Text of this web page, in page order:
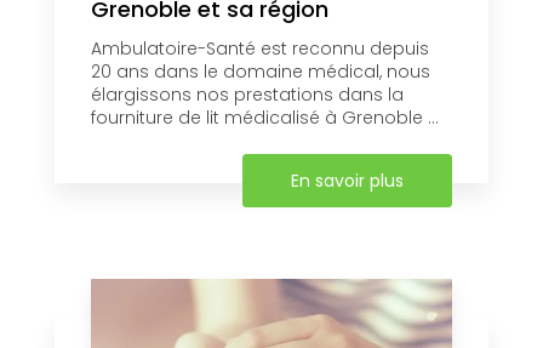
Grenoble et sa région
Ambulatoire-Santé est reconnu depuis
20 ans dans le domaine médical, nous
élargissons nos prestations dans la
fourniture de lit médicalisé à Grenoble ...
En savoir plus